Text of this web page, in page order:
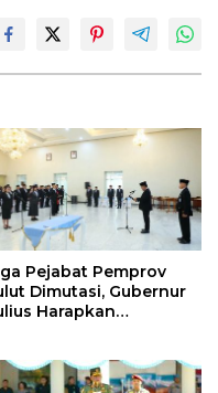
Pejabat Pemprov
Dimutasi, Gubernur
Harapkan